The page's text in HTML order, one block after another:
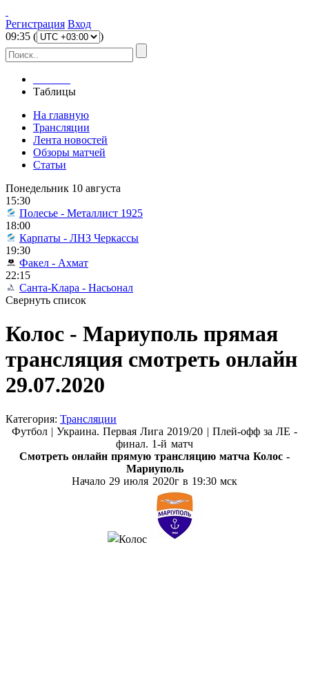
Регистрация Вход
09:35 ( )
Таблицы
На главную
Трансляции
Лента новостей
Обзоры матчей
Статьи
Понедельник 10 августа
15:30
Полесье - Металлист 1925
18:00
Карпаты - ЛНЗ Черкассы
19:30
Факел - Ахмат
22:15
Санта-Клара - Насьонал
Свернуть список
Колос - Мариуполь прямая
трансляция смотреть онлайн
29.07.2020
Категория: Трансляции
Футбол | Украина. Первая Лига 2019/20 | Плей-офф за ЛЕ -
финал. 1-й матч
Смотреть онлайн прямую трансляцию матча Колос -
Мариуполь
Начало 29 июля 2020г в 19:30 мск